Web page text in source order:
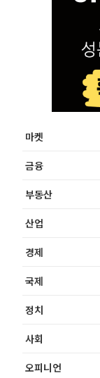
마켓
금융
부동산
산업
경제
국제
정치
사회
오피니언